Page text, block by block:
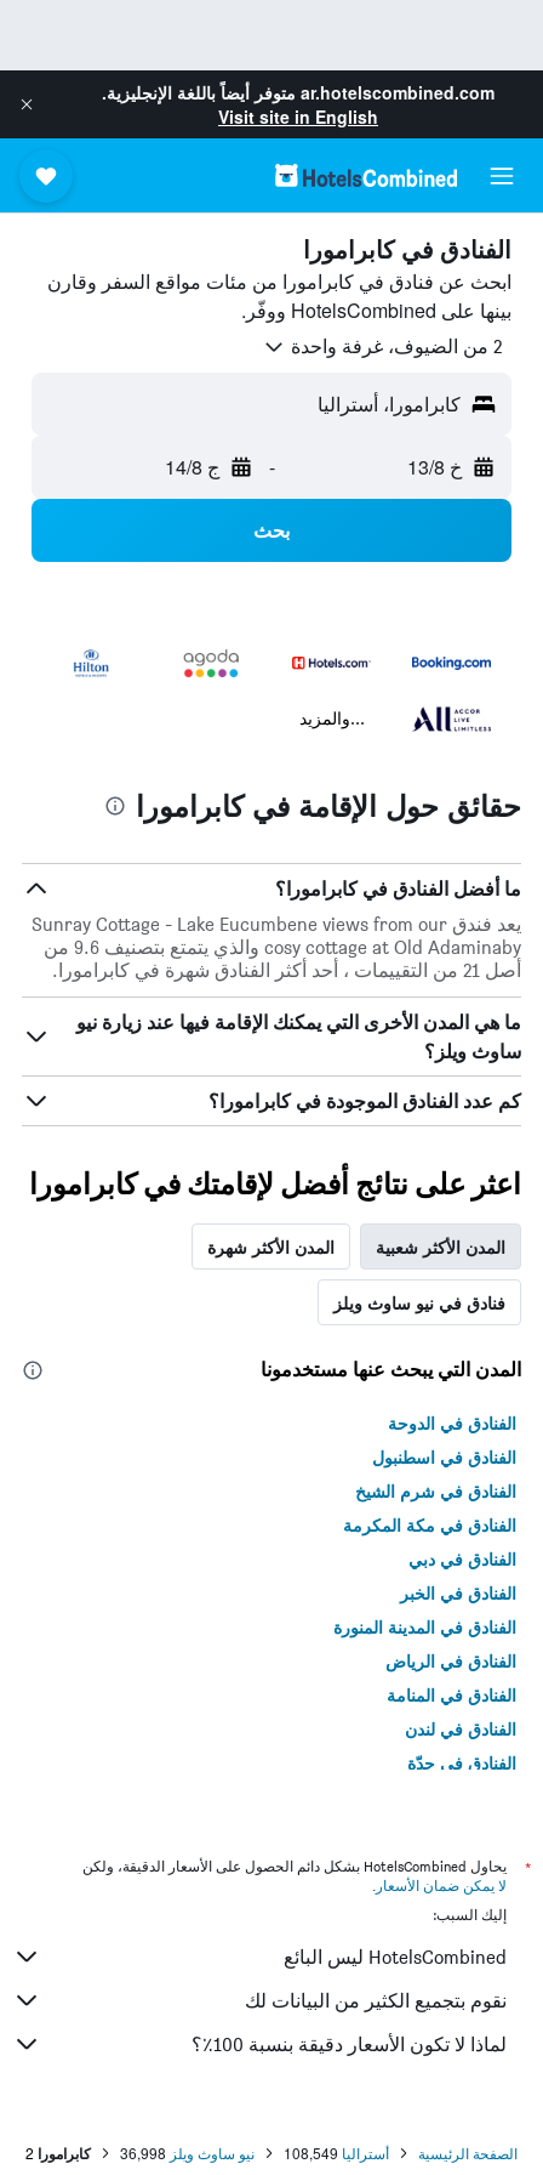
ar.hotelscombined.com متوفر أيضاً باللغة الإنجليزية.
Visit site in English
الفنادق في كابرامورا
ابحث عن فنادق في كابرامورا من مئات مواقع السفر وقارن
بينها على HotelsCombined ووفّر.
2 من الضيوف، غرفة واحدة
كابرامورا، أستراليا
خ 13/8 - ج 14/8
بحث
...والمزيد
حقائق حول الإقامة في كابرامورا
ما أفضل الفنادق في كابرامورا؟
يعد فندق Sunray Cottage - Lake Eucumbene views from our
cosy cottage at Old Adaminaby والذي يتمتع بتصنيف 9.6 من
أصل 21 من التقييمات ، أحد أكثر الفنادق شهرة في كابرامورا.
ما هي المدن الأخرى التي يمكنك الإقامة فيها عند زيارة نيو
ساوث ويلز؟
كم عدد الفنادق الموجودة في كابرامورا؟
اعثر على نتائج أفضل لإقامتك في كابرامورا
المدن الأكثر شعبية المدن الأكثر شهرة
فنادق في نيو ساوث ويلز
المدن التي يبحث عنها مستخدمونا
الفنادق في الدوحة
الفنادق في اسطنبول
الفنادق في شرم الشيخ
الفنادق في مكة المكرمة
الفنادق في دبي
الفنادق في الخبر
الفنادق في المدينة المنورة
الفنادق في الرياض
الفنادق في المنامة
الفنادق في لندن
الفنادق في جدّة
*
يحاول HotelsCombined بشكل دائم الحصول على الأسعار الدقيقة، ولكن
لا يمكن ضمان الأسعار .
إليك السبب:
HotelsCombined ليس البائع
نقوم بتجميع الكثير من البيانات لك
لماذا لا تكون الأسعار دقيقة بنسبة 100٪؟
الصفحة الرئيسية أستراليا 108,549 نيو ساوث ويلز 36,998 كابرامورا 2